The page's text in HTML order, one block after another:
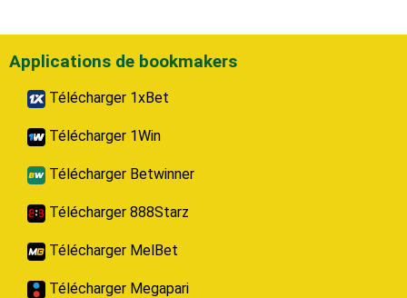
Applications de bookmakers
Télécharger 1xBet
Télécharger 1Win
Télécharger Betwinner
Télécharger 888Starz
Télécharger MelBet
Télécharger Megapari